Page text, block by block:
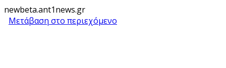
newbeta.ant1news.gr
Μετάβαση στο περιεχόμενο